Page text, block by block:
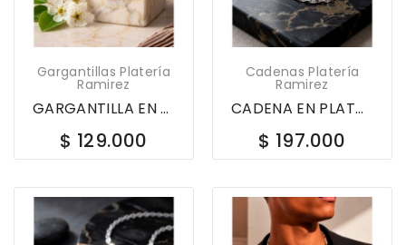
Gargantillas Platería
Ramirez
GARGANTILLA EN PLATA LEY 925 LIBELULA CON...
$ 129.000
Cadenas Platería
Ramirez
CADENA EN PLATA LEY 925 60CM VALENTINO 617590
$ 197.000